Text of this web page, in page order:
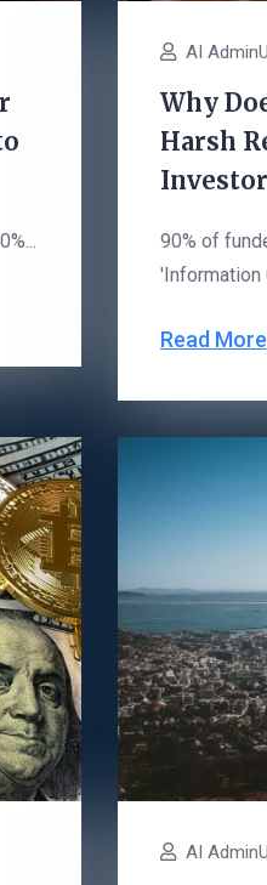
AI
Why
Harsh
90% of
'Information
Read More
AI